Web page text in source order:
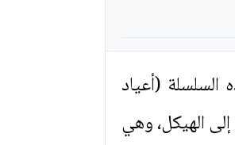
(أعياد
الهيكل، وهي